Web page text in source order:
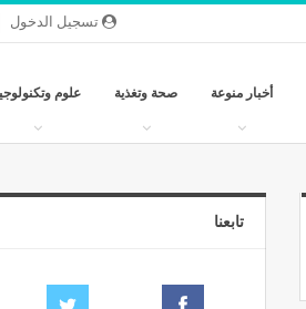
تسجيل الدخول
أخبار منوعة صحة وتغذية علوم
تابعنا